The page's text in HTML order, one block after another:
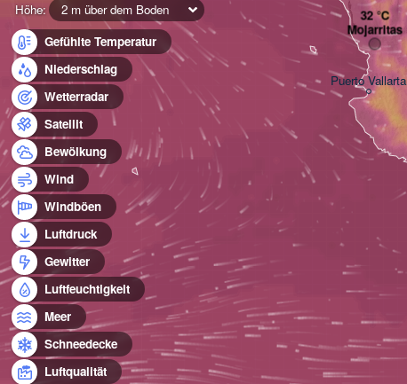
Höhe:
2 m über dem Boden
Gefühlte Temperatur
Niederschlag
Wetterradar
Satellit
Bewölkung
Wind
Windböen
Luftdruck
Gewitter
Luftfeuchtigkeit
Meer
Schneedecke
Luftqualität
Puerto Vallarta
Mojarritas